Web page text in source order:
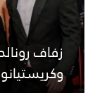
زفاف